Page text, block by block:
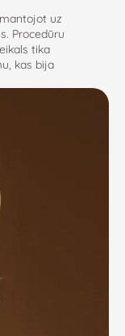
uz
Procedūru
tika
kas bija